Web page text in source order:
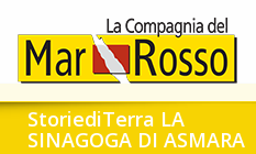
StoriediTerra LA
SINAGOGA DI ASMARA